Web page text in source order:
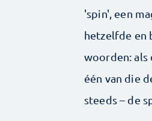
'spin', een
hetzelfde en
woorden: als
één van die
steeds – de